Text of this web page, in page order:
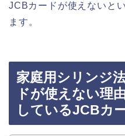
JCBカードが使えないと
ます。
家庭用シリンジ
ドが使えない理
しているJCBカ